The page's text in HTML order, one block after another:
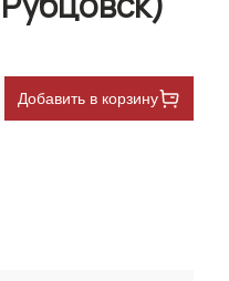
Добавить в корзину